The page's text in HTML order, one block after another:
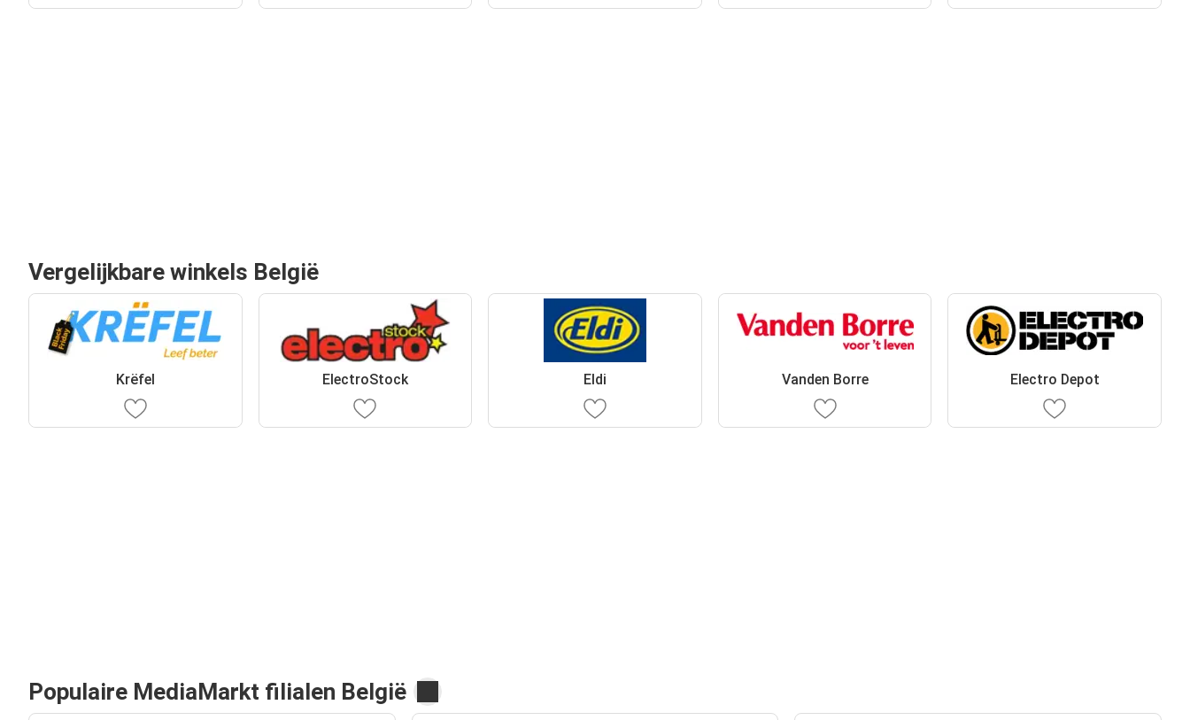
Vergelijkbare winkels België
Krëfel ElectroStock Eldi Vanden Borre Electro Depot
Populaire MediaMarkt filialen België